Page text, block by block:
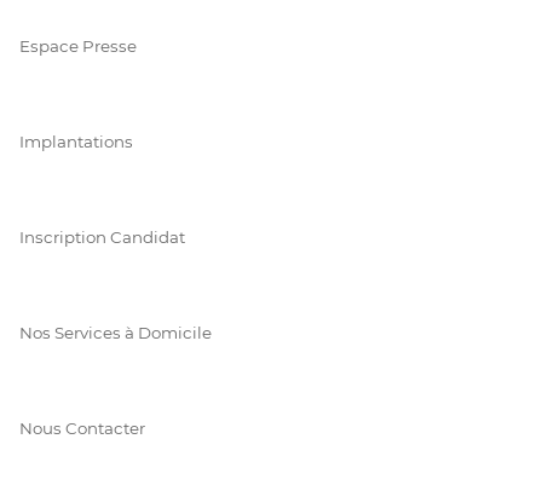
Espace Presse
Implantations
Inscription Candidat
Nos Services à Domicile
Nous Contacter